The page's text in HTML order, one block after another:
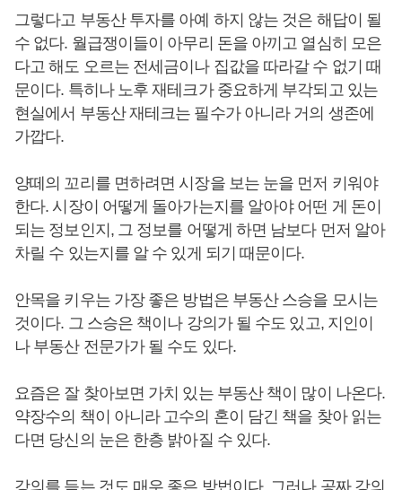
그렇다고 부동산 투자를 아예 하지 않는 것은 해답이 될
수 없다. 월급쟁이들이 아무리 돈을 아끼고 열심히 모은
다고 해도 오르는 전세금이나 집값을 따라갈 수 없기 때
문이다. 특히나 노후 재테크가 중요하게 부각되고 있는
현실에서 부동산 재테크는 필수가 아니라 거의 생존에
가깝다.
양떼의 꼬리를 면하려면 시장을 보는 눈을 먼저 키워야
한다. 시장이 어떻게 돌아가는지를 알아야 어떤 게 돈이
되는 정보인지, 그 정보를 어떻게 하면 남보다 먼저 알아
차릴 수 있는지를 알 수 있게 되기 때문이다.
안목을 키우는 가장 좋은 방법은 부동산 스승을 모시는
것이다. 그 스승은 책이나 강의가 될 수도 있고, 지인이
나 부동산 전문가가 될 수도 있다.
요즘은 잘 찾아보면 가치 있는 부동산 책이 많이 나온다.
약장수의 책이 아니라 고수의 혼이 담긴 책을 찾아 읽는
다면 당신의 눈은 한층 밝아질 수 있다.